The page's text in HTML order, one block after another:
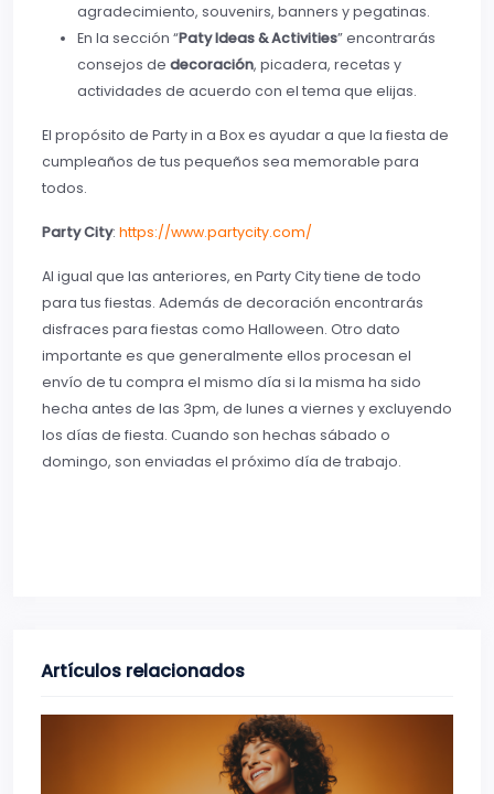
agradecimiento, souvenirs, banners y pegatinas.
En la sección “Paty Ideas & Activities” encontrarás
consejos de decoración, picadera, recetas y
actividades de acuerdo con el tema que elijas.
El propósito de Party in a Box es ayudar a que la fiesta de
cumpleaños de tus pequeños sea memorable para
todos.
Party City: https://www.partycity.com/
Al igual que las anteriores, en Party City tiene de todo
para tus fiestas. Además de decoración encontrarás
disfraces para fiestas como Halloween. Otro dato
importante es que generalmente ellos procesan el
envío de tu compra el mismo día si la misma ha sido
hecha antes de las 3pm, de lunes a viernes y excluyendo
los días de fiesta. Cuando son hechas sábado o
domingo, son enviadas el próximo día de trabajo.
Artículos relacionados